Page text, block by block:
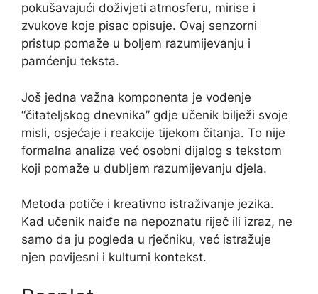
pokušavajući doživjeti atmosferu, mirise i
zvukove koje pisac opisuje. Ovaj senzorni
pristup pomaže u boljem razumijevanju i
pamćenju teksta.
Još jedna važna komponenta je vođenje
“čitateljskog dnevnika” gdje učenik bilježi svoje
misli, osjećaje i reakcije tijekom čitanja. To nije
formalna analiza već osobni dijalog s tekstom
koji pomaže u dubljem razumijevanju djela.
Metoda potiče i kreativno istraživanje jezika.
Kad učenik naiđe na nepoznatu riječ ili izraz, ne
samo da ju pogleda u rječniku, već istražuje
njen povijesni i kulturni kontekst.